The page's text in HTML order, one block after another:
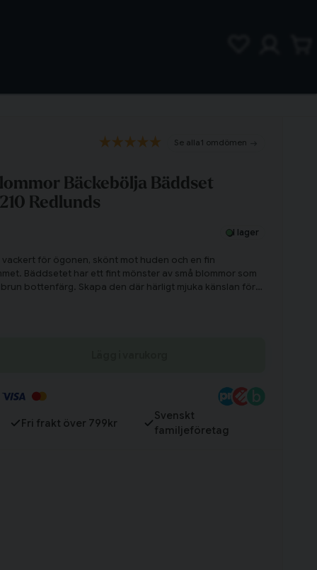
1 omdömen
Bäckebölja Bäddset
Redlunds
I lager
för ögonen, skönt mot huden och en fin
Bäddsetet har ett fint mönster av små blommor som
bottenfärg. Skapa den där härligt mjuka känslan för
Fri frakt över 799kr
Svenskt
familjeföretag